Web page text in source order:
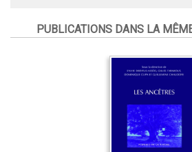
PUBLICATIONS DANS LA